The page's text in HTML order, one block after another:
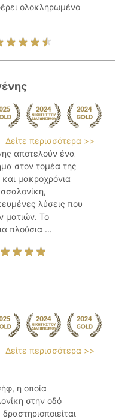
ολοκληρωμένο
Δείτε περισσότερα >>
αποτελούν ένα
στον τομέα της
μακροχρόνια
λύσεις που
ματιών. Το
πλούσια ...
Δείτε περισσότερα >>
η οποία
στην οδό